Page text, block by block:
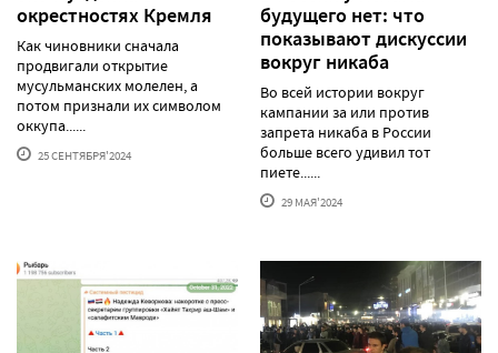
окрестностях Кремля
Как чиновники сначала
продвигали открытие
мусульманских молелен, а
потом признали их символом
оккупа......
25 СЕНТЯБРЯ'2024
будущего нет: что
показывают дискуссии
вокруг никаба
Во всей истории вокруг
кампании за или против
запрета никаба в России
больше всего удивил тот
пиете......
29 МАЯ'2024